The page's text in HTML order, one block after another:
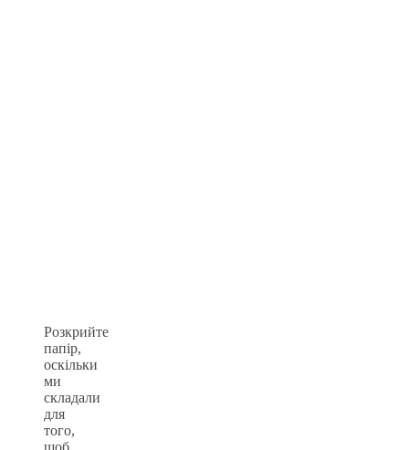
Розкрийте
папір,
оскільки
ми
складали
для
того,
щоб